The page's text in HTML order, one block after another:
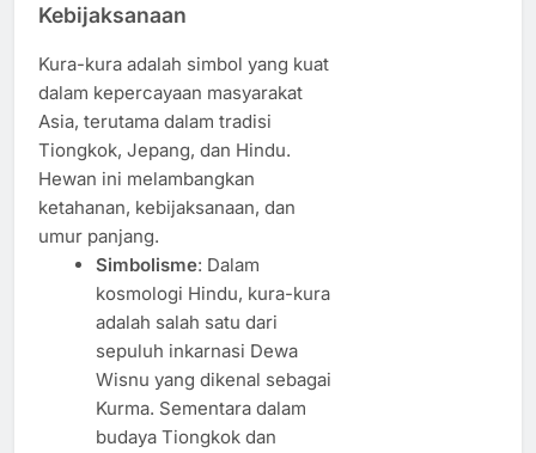
Kebijaksanaan
Kura-kura adalah simbol yang kuat
dalam kepercayaan masyarakat
Asia, terutama dalam tradisi
Tiongkok, Jepang, dan Hindu.
Hewan ini melambangkan
ketahanan, kebijaksanaan, dan
umur panjang.
Simbolisme: Dalam
kosmologi Hindu, kura-kura
adalah salah satu dari
sepuluh inkarnasi Dewa
Wisnu yang dikenal sebagai
Kurma. Sementara dalam
budaya Tiongkok dan